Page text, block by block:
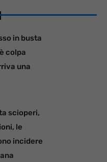
in busta
colpa
una
scioperi,
le
incidere